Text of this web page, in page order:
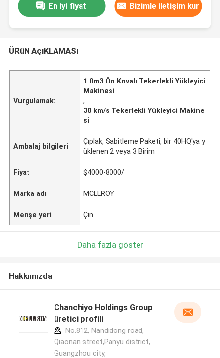
En iyi fiyat Bizimle iletişim kur
ÜRüN AçıKLAMASı
Vurgulamak:
1.0m3 Ön Kovalı Tekerlekli Yükleyici
Makinesi
,
38 km/s Tekerlekli Yükleyici Makine
si
Ambalaj bilgileri
Çıplak, Sabitleme Paketi, bir 40HQ'ya y
üklenen 2 veya 3 Birim
Fiyat $4000-8000/
Marka adı MCLLROY
Menşe yeri Çin
Daha fazla göster
Hakkımızda
Chanchiyo Holdings Group
üretici profili
No.812, Nandidong road,
Qiaonan street,Panyu district,
Guangzhou city,